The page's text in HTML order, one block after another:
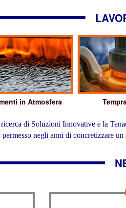
in Atmosfera
di Soluzioni Innovative e la
negli anni di concretizzare